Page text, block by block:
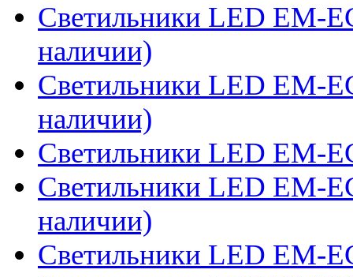
Светильники LED EM-
наличии)
Светильники LED EM-
наличии)
Светильники LED EM-
Светильники LED EM-
наличии)
Светильники LED EM-